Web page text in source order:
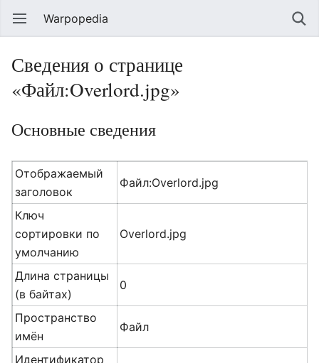
Warpopedia
Сведения о странице
«Файл:Overlord.jpg»
Основные сведения
Отображаемый
заголовок
Файл:Overlord.jpg
Ключ
сортировки по
умолчанию
Overlord.jpg
Длина страницы
(в байтах)
0
Пространство
имён
Файл
Идентификатор